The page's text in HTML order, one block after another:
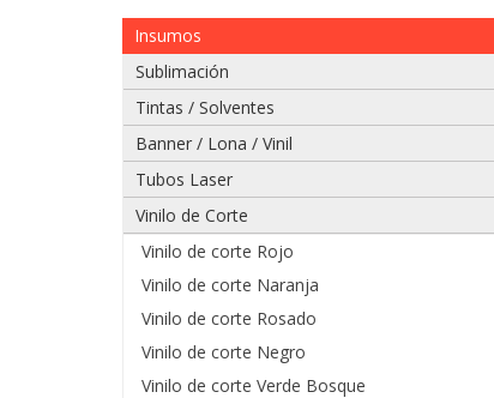
Insumos
Sublimación
Tintas / Solventes
Banner / Lona / Vinil
Tubos Laser
Vinilo de Corte
Vinilo de corte Rojo
Vinilo de corte Naranja
Vinilo de corte Rosado
Vinilo de corte Negro
Vinilo de corte Verde Bosque